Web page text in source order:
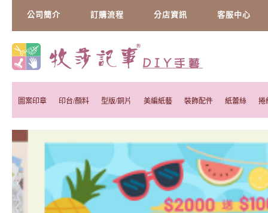
公司簡介 訂購流程 分店資訊 客服中心
圖案印章 印台/顏料 型版/銅片 美編紙藝 裝飾配件 紙蕾絲 捲